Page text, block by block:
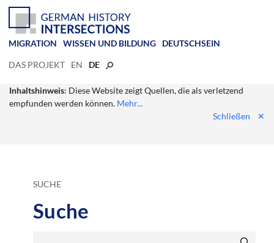
MIGRATION WISSEN UND BILDUNG DEUTSCHSEIN
DAS PROJEKT EN DE
Inhaltshinweis: Diese Website zeigt Quellen, die als verletzend
empfunden werden können. Mehr...
Schließen
✕
SUCHE
Suche